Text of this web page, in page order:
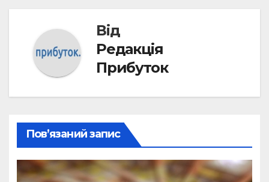
Від
Редакція
Прибуток
Пов’язаний запис